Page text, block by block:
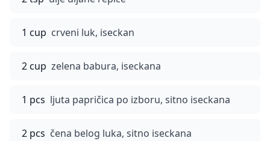
1 cup crveni luk, iseckan
2 cup zelena babura, iseckana
1 pcs ljuta papričica po izboru, sitno iseckana
2 pcs čena belog luka, sitno iseckana